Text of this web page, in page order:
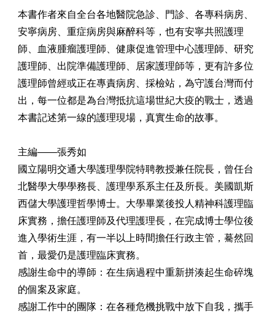
本書作者來自全台各地醫院急診、門診、各專科病房、
安寧病房、重症病房與麻醉科等，也有安寧共照護理
師、血液腫瘤護理師、健康促進管理中心護理師、研究
護理師、出院準備護理師、居家護理師等，更有許多位
護理師曾經或正在專責病房、採檢站，為守護台灣而付
出，每一位都是為台灣抵抗這場世紀大疫的戰士，透過
本書記述第一線的護理現場，真實生命的故事。
主編——張秀如
國立陽明交通大學護理學院特聘教授兼任院長，曾任台
北醫學大學學務長、護理學系系主任及所長。美國凱斯
西儲大學護理哲學博士。大學畢業後投人精神科護理臨
床實務，擔任護理師及代理護理長，在完成博士學位後
進入學術生涯，有一半以上時間擔任行政主管，驀然回
首，最愛仍是護理臨床實務。
感謝生命中的導師：在生病過程中重新拼湊起生命碎塊
的個案及家庭。
感謝工作中的團隊：在各種危機挑戰中放下自我，攜手